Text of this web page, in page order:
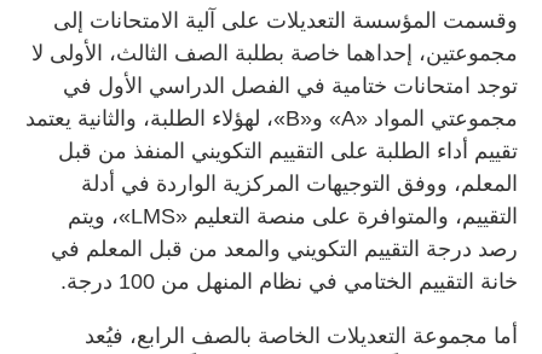
وقسمت المؤسسة التعديلات على آلية الامتحانات إلى
مجموعتين، إحداهما خاصة بطلبة الصف الثالث، الأولى لا
توجد امتحانات ختامية في الفصل الدراسي الأول في
مجموعتي المواد «A» و«B»، لهؤلاء الطلبة، والثانية يعتمد
تقييم أداء الطلبة على التقييم التكويني المنفذ من قبل
المعلم، ووفق التوجيهات المركزية الواردة في أدلة
التقييم، والمتوافرة على منصة التعليم «LMS»، ويتم
رصد درجة التقييم التكويني والمعد من قبل المعلم في
خانة التقييم الختامي في نظام المنهل من 100 درجة.
أما مجموعة التعديلات الخاصة بالصف الرابع، فيُعد